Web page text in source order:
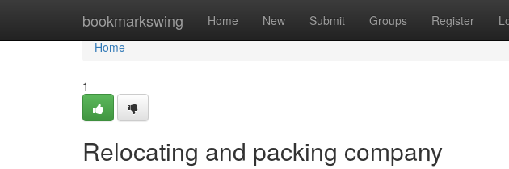
bookmarkswing Home New Submit Groups Register
Home
Home
1
Relocating and packing company